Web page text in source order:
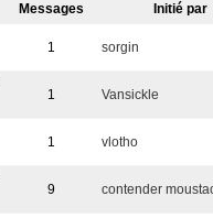
Messages
Initié par
1 sorgin
1 Vansickle
1 vlotho
9 contender